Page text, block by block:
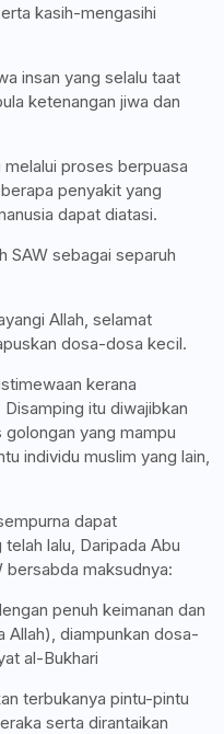
kasih-mengasihi
insan yang selalu taat
ketenangan jiwa dan
proses berpuasa
penyakit yang
dapat diatasi.
SAW sebagai separuh
Allah, selamat
dosa-dosa kecil.
kerana
itu diwajibkan
yang mampu
individu muslim yang lain,
dapat
lalu, Daripada Abu
bersabda maksudnya:
penuh keimanan dan
Allah), diampunkan dosa-
al-Bukhari
terbukanya pintu-pintu
serta dirantaikan